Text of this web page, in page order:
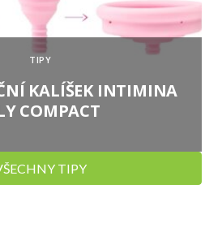
TIPY
KALÍŠEK INTIMINA
COMPACT
TIPY